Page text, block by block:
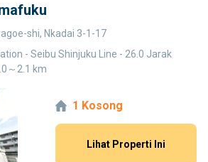
shi, Nkadai 3-1-17
- Seibu Shinjuku Line - 26.0 Jarak
～2.1 km
1 Kosong
Lihat Properti Ini